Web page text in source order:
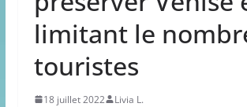
limitant le
touristes
18 juillet 2022 Livia L.